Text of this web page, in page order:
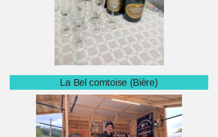
La Bel comtoise (Bière)